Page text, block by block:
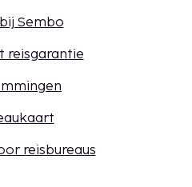
Sembo
reisgarantie
reisbureaus